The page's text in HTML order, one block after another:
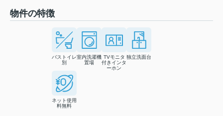
物件の特徴
バストイレ
別
室内洗濯機
置場
TVモニタ
付きインタ
ーホン
独立洗面台
ネット使用
料無料